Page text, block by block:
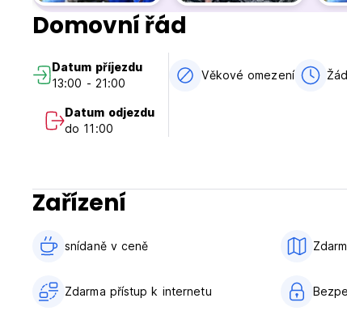
12. Hosté jsou žádáni, aby nepoužívali kuchyň k vaření.
13. Vyhrazujeme si právo odmítnout vstup osobám s
Domovní řád
Datum příjezdu
13:00 - 21:00
Datum odjezdu
do 11:00
Věkové omezení
Zařízení
snídaně v ceně‎
Zdarma přístup k internetu